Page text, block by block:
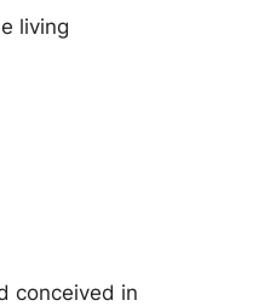
living
conceived in